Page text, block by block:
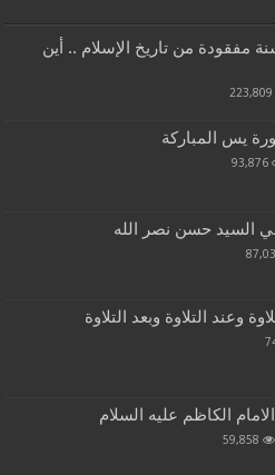
من 183 سنة مفقودة من تاريخ الإسلام .. أين
223,809
يس المباركة
93,876
السيد حسن نصر الله
وعند التلاوة وبعد التلاوة
الكاظم عليه السلام
59,858